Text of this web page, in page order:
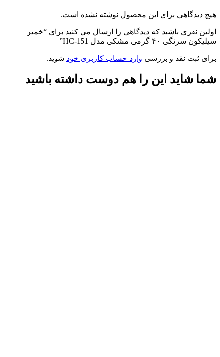
هیچ دیدگاهی برای این محصول نوشته نشده است.
اولین نفری باشید که دیدگاهی را ارسال می کنید برای “خمیر
سیلیکون سرنگی ۴۰ گرمی مشکی مدل HC-151”
برای ثبت نقد و بررسی وارد حساب کاربری خود شوید.
شما شاید این را هم دوست داشته باشید